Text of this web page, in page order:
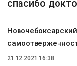
спасибо
21.12.2021 16:38